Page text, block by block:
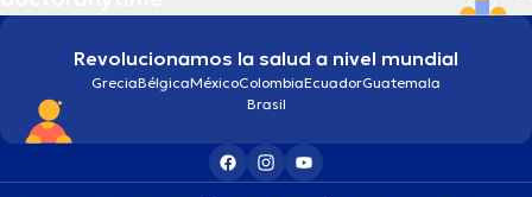
Revolucionamos la salud a nivel mundial
GreciaBélgicaMéxicoColombiaEcuadorGuatemala
Brasil